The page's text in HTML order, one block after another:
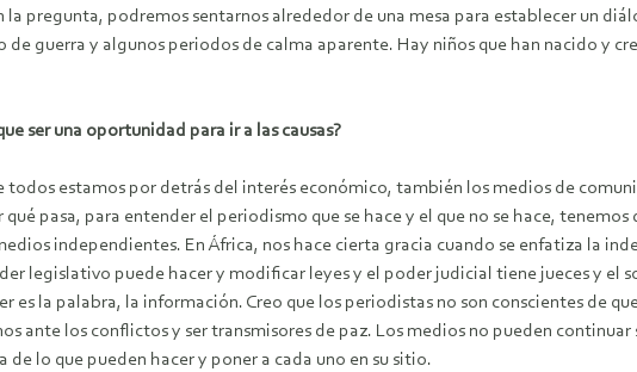
pregunta, podremos sentarnos alrededor de una mesa para establecer un
de guerra y algunos periodos de calma aparente. Hay niños que han nacido y
ser una oportunidad para ir a las causas?
estamos por detrás del interés económico, también los medios de
pasa, para entender el periodismo que se hace y el que no se hace,
independientes. En África, nos hace cierta gracia cuando se enfatiza la
legislativo puede hacer y modificar leyes y el poder judicial tiene jueces y el
la palabra, la información. Creo que los periodistas no son conscientes de
ante los conflictos y ser transmisores de paz. Los medios no pueden
lo que pueden hacer y poner a cada uno en su sitio.